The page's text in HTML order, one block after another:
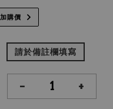
購價
請於備註欄填寫
- +